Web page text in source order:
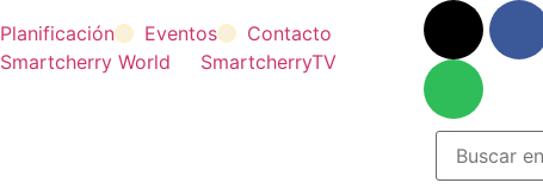
Planificación Eventos
Contacto
Smartcherry World
SmartcherryTV